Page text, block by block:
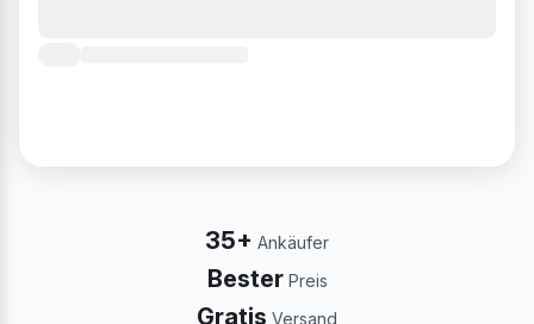
35+ Ankäufer
Bester Preis
Gratis Versand